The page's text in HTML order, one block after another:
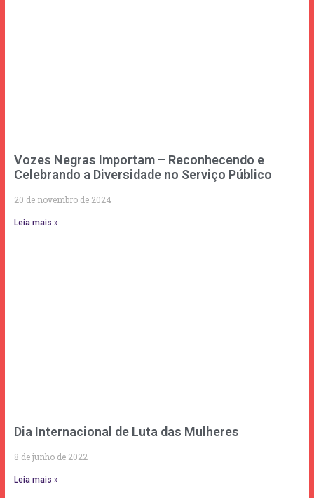
Vozes Negras Importam – Reconhecendo e
Celebrando a Diversidade no Serviço Público
20 de novembro de 2024
Leia mais »
Dia Internacional de Luta das Mulheres
8 de junho de 2022
Leia mais »